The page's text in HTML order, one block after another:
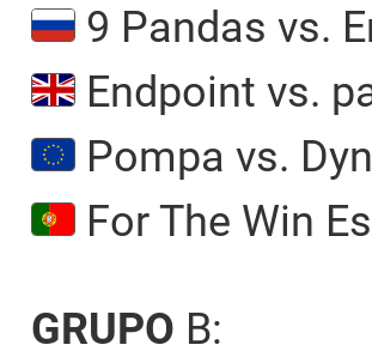
9 Pandas vs.
Endpoint vs.
Pompa vs.
For The Win
GRUPO B: